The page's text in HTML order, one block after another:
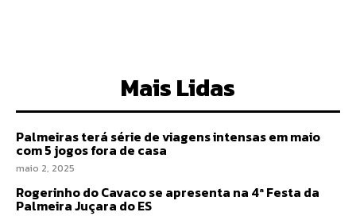
Mais Lidas
Palmeiras terá série de viagens intensas em maio
com 5 jogos fora de casa
maio 2, 2025
Rogerinho do Cavaco se apresenta na 4ª Festa da
Palmeira Juçara do ES